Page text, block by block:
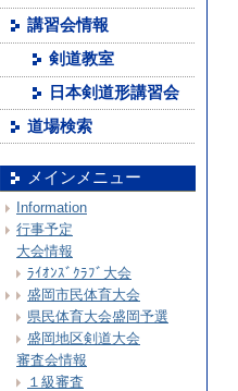
講習会情報
剣道教室
日本剣道形講習会
道場検索
メインメニュー
Information
行事予定
大会情報
ﾗｲｵﾝｽﾞｸﾗﾌﾞ大会
盛岡市民体育大会
県民体育大会盛岡予選
盛岡地区剣道大会
審査会情報
１級審査